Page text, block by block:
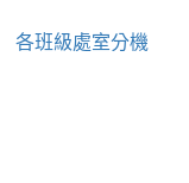
各班級處室分機